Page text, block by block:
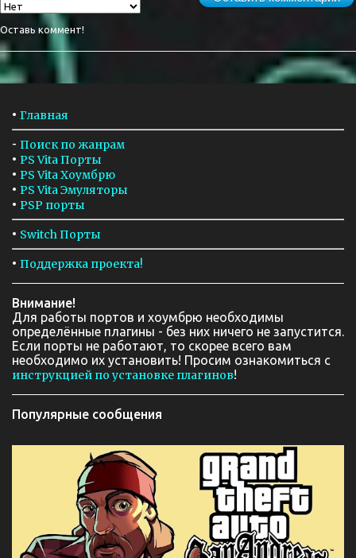
Оставь коммент!
• Главная
- Поиск по жанрам
• PS Vita Порты
• PS Vita Хоумбрю
• PS Vita Эмуляторы
• PSP порты
• Switch Порты
• Поддержка проекта!
Внимание!
Для работы портов и хоумбрю необходимы
определённые плагины - без них ничего не запустится.
Если порты не работают, то скорее всего вам
необходимо их установить! Просим ознакомиться с
инструкцией по установке плагинов!
Популярные сообщения